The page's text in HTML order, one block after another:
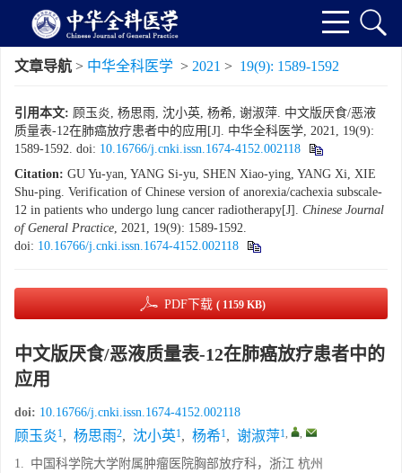
文章导航 > 中华全科医学 > 2021 > 19(9): 1589-1592
引用本文: 顾玉炎, 杨思雨, 沈小英, 杨希, 谢淑萍. 中文版厌食/恶液
质量表-12在肺癌放疗患者中的应用[J]. 中华全科医学, 2021, 19(9):
1589-1592. doi: 10.16766/j.cnki.issn.1674-4152.002118
Citation: GU Yu-yan, YANG Si-yu, SHEN Xiao-ying, YANG Xi, XIE
Shu-ping. Verification of Chinese version of anorexia/cachexia subscale-
12 in patients who undergo lung cancer radiotherapy[J]. Chinese Journal
of General Practice, 2021, 19(9): 1589-1592.
doi: 10.16766/j.cnki.issn.1674-4152.002118
PDF下载 ( 1159 KB)
中文版厌食/恶液质量表-12在肺癌放疗患者中的
应用
doi: 10.16766/j.cnki.issn.1674-4152.002118
顾玉炎1, 杨思雨2, 沈小英1, 杨希1, 谢淑萍1, ,
1. 中国科学院大学附属肿瘤医院胸部放疗科，浙江 杭州